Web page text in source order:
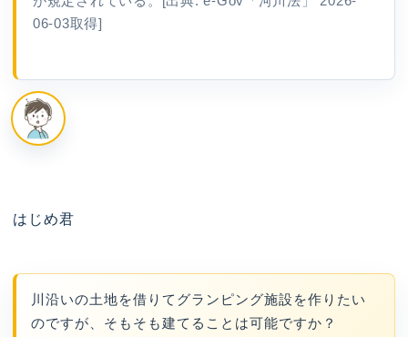
06-03取得]
はじめ君
川沿いの土地を借りてグランピング施設を作りたい
のですが、そもそも建てることは可能ですか？